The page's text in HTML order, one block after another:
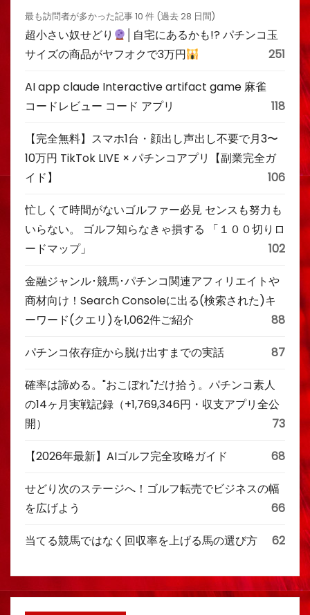
最も訪問者が多かった記事 10 件 (過去 28 日間)
超小さい奴せどり
│自宅にあるかも!? パチンコ玉
サイズの商品がヤフオクで3万円
251
AI app claude Interactive artifact game 麻雀
コードレビュー コード アプリ
118
【完全無料】スマホ1台・顔出し声出し不要で月3〜
10万円 TikTok LIVE × パチンコアプリ【副業完全ガ
イド】
106
忙しくて時間がないゴルファー必見 センスも努力も
いらない。 ゴルフ知らなきゃ損する 「１００切りロ
ードマップ」
102
金融ジャンル･競馬･パチンコ関連アフィリエイトや
商材向け！Search Consoleに出る(検索された)キ
ーワード(クエリ)を1,062件ご紹介
88
パチンコ依存症から脱け出すまでの実話 87
確率は諦める。"おこぼれ"だけ拾う。パチンコ素人
の14ヶ月実戦記録（+1,769,346円・収支アプリ全公
開）
73
【2026年最新】AIゴルフ完全攻略ガイド 68
せどり次のステージへ！ゴルフ転売でビジネスの幅
を広げよう
66
当てる競馬ではなく回収率を上げる馬の選び方 62